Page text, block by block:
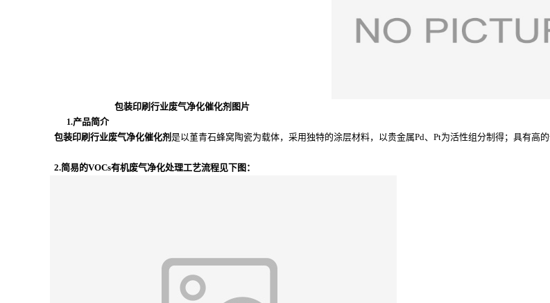
包装印刷行业废气净化催化剂图片
1.产品简介
包装印刷行业废气净化催化剂 是以堇青石蜂窝陶瓷为载体，采用独特的涂层材料，以贵金属Pd、Pt为活性组分制得；具有高
2.简易的VOCs有机废气净化处理工艺流程见下图：